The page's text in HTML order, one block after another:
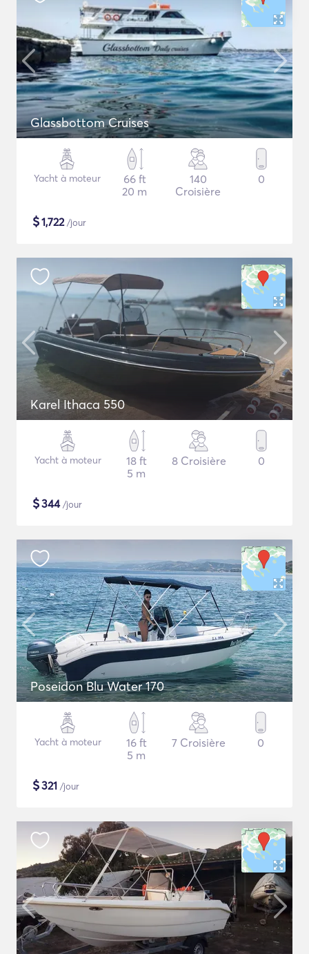
Glassbottom Cruises
Yacht à moteur
66 ft
20 m
140
Croisière
0
$1,722/jour
Karel Ithaca 550
Yacht à moteur
18 ft
5 m
8 Croisière 0
$344/jour
Poseidon Blu Water 170
Yacht à moteur
16 ft
5 m
7 Croisière 0
$321 /jour